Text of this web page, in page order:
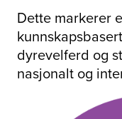
Dette markerer
dyrevelferd og
nasjonalt og